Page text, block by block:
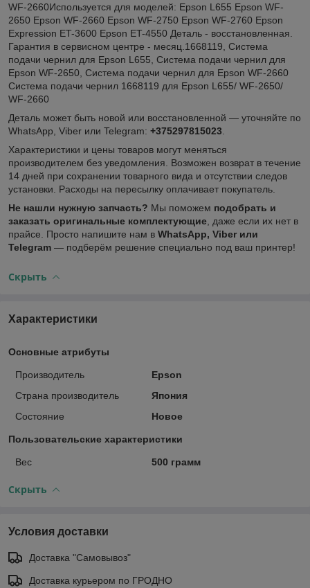
WF-2660Используется для моделей: Epson L655 Epson WF-
2650 Epson WF-2660 Epson WF-2750 Epson WF-2760 Epson
Expression ET-3600 Epson ET-4550 Деталь - восстановленная.
Гарантия в сервисном центре - месяц.1668119, Система
подачи чернил для Epson L655, Система подачи чернил для
Epson WF-2650, Система подачи чернил для Epson WF-2660
Система подачи чернил 1668119 для Epson L655/ WF-2650/
WF-2660
Деталь может быть новой или восстановленной — уточняйте по
WhatsApp, Viber или Telegram: +375297815023
Характеристики и цены товаров могут меняться
производителем без уведомления. Возможен возврат в течение
14 дней при сохранении товарного вида и отсутствии следов
установки. Расходы на пересылку оплачивает покупатель.
Не нашли нужную запчасть? Мы поможем подобрать и
заказать оригинальные комплектующие , даже если их нет в
прайсе. Просто напишите нам в WhatsApp, Viber или
Telegram — подберём решение специально под ваш принтер!
Скрыть
Характеристики
Основные атрибуты
Производитель
Epson
Страна производитель
Япония
Состояние
Новое
Пользовательские характеристики
Вес 500 грамм
Скрыть
Условия доставки
Доставка "Самовывоз"
Доставка курьером по ГРОДНО